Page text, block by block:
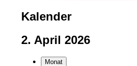
Kalender
2. April 2026
Monat